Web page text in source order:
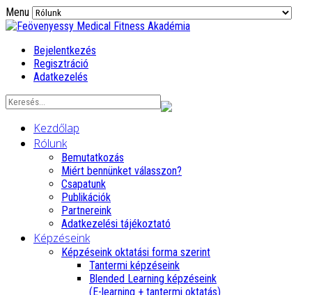
Menu
Bejelentkezés
Regisztráció
Adatkezelés
Kezdőlap
Rólunk
Bemutatkozás
Miért bennünket válasszon?
Csapatunk
Publikációk
Partnereink
Adatkezelési tájékoztató
Képzéseink
Képzéseink oktatási forma szerint
Tantermi képzéseink
Blended Learning képzéseink
(E-learning + tantermi oktatás)